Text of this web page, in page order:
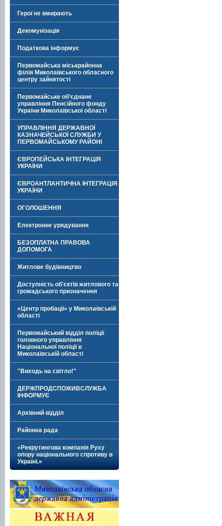
Герої не вмирають
Декомунізація
Податкова інформує
Первомайська міськрайонна
філія Миколаївського обласного
центру зайнятості
Первомайське об’єднане
управління Пенсійного фонду
України Миколаївської області
УПРАВЛІННЯ ДЕРЖАВНОЇ
КАЗНАЧЕЙСЬКОЇ СЛУЖБИ У
ПЕРВОМАЙСЬКОМУ РАЙОНІ
ЄВРОПЕЙСЬКА ІНТЕГРАЦІЯ
УКРАЇНИ
ЄВРОАНТЛАНТИЧНА ІНТЕГРАЦІЯ
УКРАЇНИ
ОГОЛОШЕННЯ
Електронне урядування
БЕЗОПЛАТНА ПРАВОВА
ДОПОМОГА
Житлове будівництво
Доступність об'єктів житлового та
громадського призначення
«Центр пробації» у Миколаївській
області
Первомайський відділ поліції
головного управління
Національної поліції в
Миколаївській області
"Виходь на світло!"
ДЕРЖПРОДСПОЖИВСЛУЖБА
ІНФОРМУЄ
Архівний відділ
Районна рада
«Рекрутингова компанія Руху
опору національного спротиву в
Україні.»